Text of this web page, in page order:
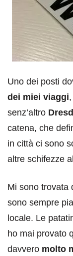
Uno dei posti
dei miei viaggi
senz’altro
catena, che
in città ci sono
altre schifezze
Mi sono trovata
sono sempre
locale. Le
ho mai provato
davvero molto